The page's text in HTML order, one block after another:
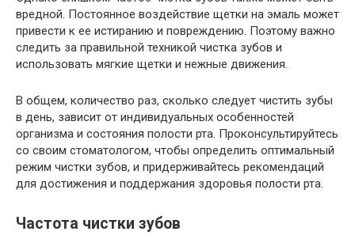
вредной. Постоянное воздействие щетки на эмаль может
привести к ее истиранию и повреждению. Поэтому важно
следить за правильной техникой чистка зубов и
использовать мягкие щетки и нежные движения.
В общем, количество раз, сколько следует чистить зубы
в день, зависит от индивидуальных особенностей
организма и состояния полости рта. Проконсультируйтесь
со своим стоматологом, чтобы определить оптимальный
режим чистки зубов, и придерживайтесь рекомендаций
для достижения и поддержания здоровья полости рта.
Частота чистки зубов